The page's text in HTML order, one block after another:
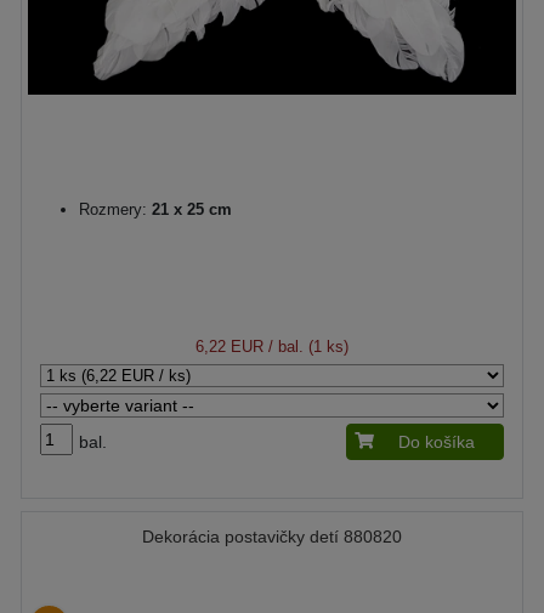
Rozmery: 21 x 25 cm
6,22 EUR / bal. (1 ks)
bal. Do košíka
Dekorácia postavičky detí 880820